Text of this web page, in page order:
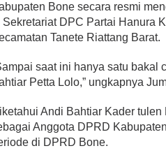
Bone secara resmi
Sekretariat DPC Partai Hanura
Tanete Riattang Barat.
saat ini hanya satu bakal
Petta Lolo,” ungkapnya
Andi Bahtiar Kader
Anggota DPRD
di DPRD Bone.